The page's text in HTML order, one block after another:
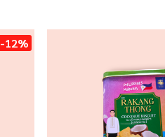
-12%